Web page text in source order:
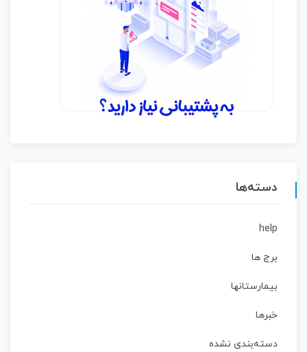
دسته‌ها
help
برج ها
بیمارستانها
خبرها
دسته‌بندی نشده